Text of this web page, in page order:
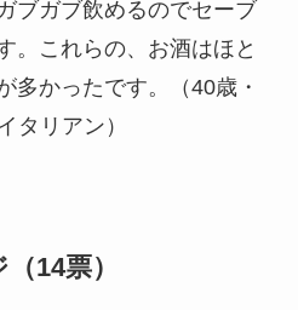
ブガブ飲めるのでセーブ
。これらの、お酒はほと
多かったです。（40歳・
タリアン）
14票）